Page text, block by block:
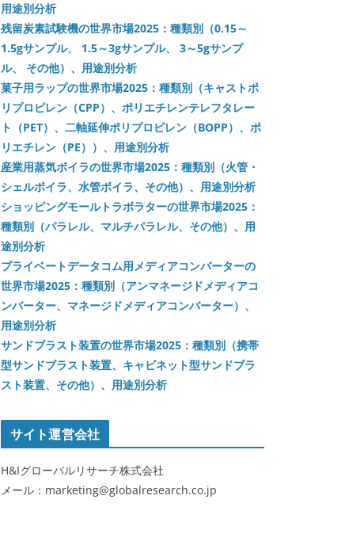
用途別分析
残留炭素試験機の世界市場2025：種類別（0.15～
1.5gサンプル、 1.5～3gサンプル、 3～5gサンプ
ル、 その他）、用途別分析
菓子用ラップの世界市場2025：種類別（キャストポ
リプロピレン（CPP）、ポリエチレンテレフタレー
ト（PET）、二軸延伸ポリプロピレン（BOPP）、ポ
リエチレン（PE））、用途別分析
産業用蒸気ボイラの世界市場2025：種類別（火管・
シェルボイラ、水管ボイラ、その他）、用途別分析
ショッピングモールトラボラターの世界市場2025：
種類別（パラレル、マルチパラレル、その他）、用
途別分析
プライベートデータコム用メディアコンバーターの
世界市場2025：種類別（アンマネージドメディアコ
ンバーター、マネージドメディアコンバーター）、
用途別分析
サンドブラスト装置の世界市場2025：種類別（携帯
型サンドブラスト装置、キャビネット型サンドブラ
スト装置、その他）、用途別分析
サイト運営会社
H&Iグローバルリサーチ株式会社
メール：marketing@globalresearch.co.jp